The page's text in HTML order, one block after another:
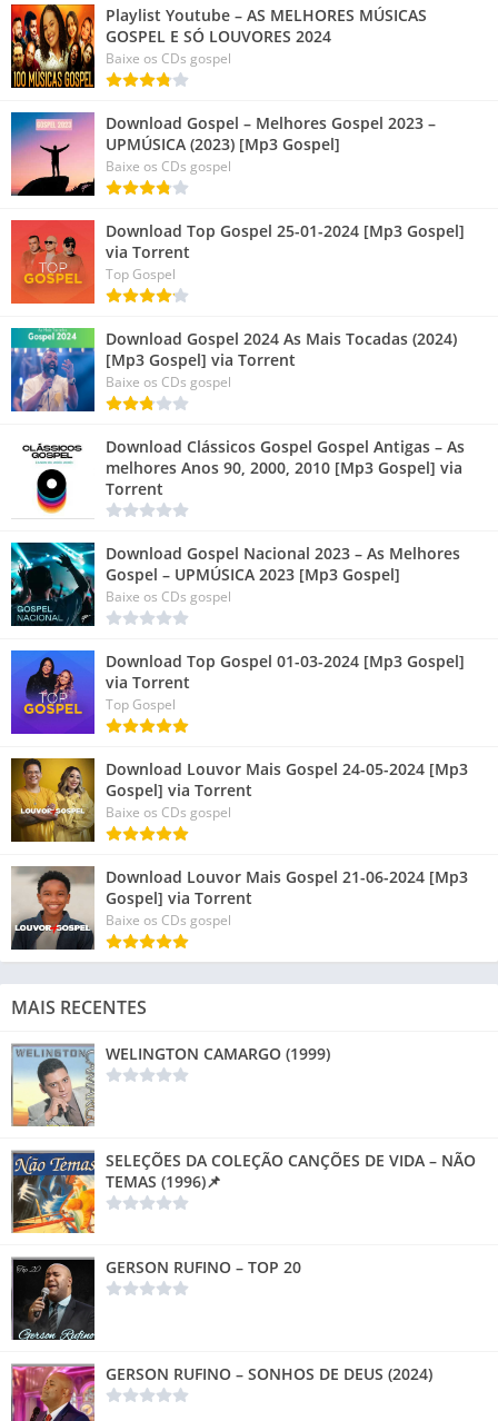
Playlist Youtube – AS MELHORES MÚSICAS
GOSPEL E SÓ LOUVORES 2024
Baixe os CDs gospel
Download Gospel – Melhores Gospel 2023 –
UPMÚSICA (2023) [Mp3 Gospel]
Baixe os CDs gospel
Download Top Gospel 25-01-2024 [Mp3 Gospel]
via Torrent
Top Gospel
Download Gospel 2024 As Mais Tocadas (2024)
[Mp3 Gospel] via Torrent
Baixe os CDs gospel
Download Clássicos Gospel Gospel Antigas – As
melhores Anos 90, 2000, 2010 [Mp3 Gospel] via
Torrent
Download Gospel Nacional 2023 – As Melhores
Gospel – UPMÚSICA 2023 [Mp3 Gospel]
Baixe os CDs gospel
Download Top Gospel 01-03-2024 [Mp3 Gospel]
via Torrent
Top Gospel
Download Louvor Mais Gospel 24-05-2024 [Mp3
Gospel] via Torrent
Baixe os CDs gospel
Download Louvor Mais Gospel 21-06-2024 [Mp3
Gospel] via Torrent
Baixe os CDs gospel
MAIS RECENTES
WELINGTON CAMARGO (1999)
SELEÇÕES DA COLEÇÃO CANÇÕES DE VIDA – NÃO
TEMAS (1996)📌
GERSON RUFINO – TOP 20
GERSON RUFINO – SONHOS DE DEUS (2024)